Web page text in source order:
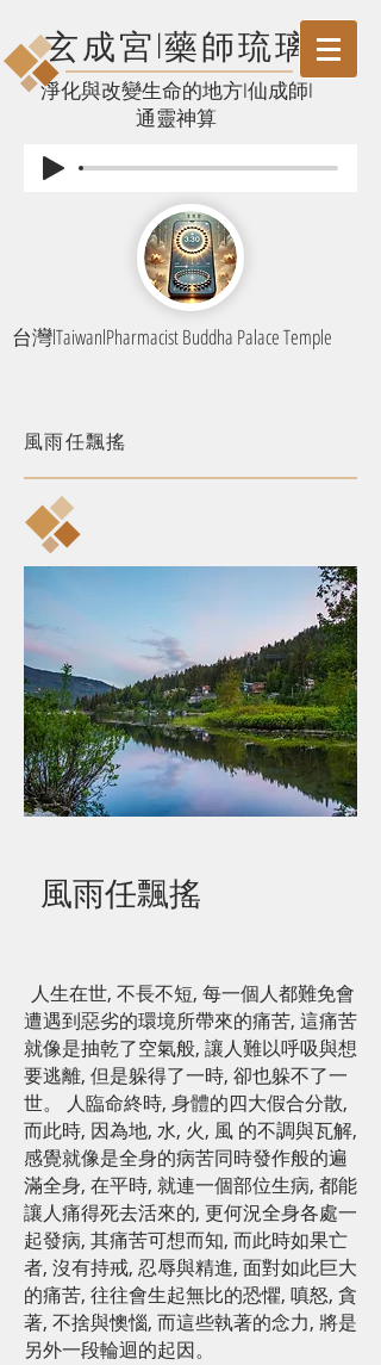
玄成宮l藥師琉璃
​淨化與改變生命的地方l仙成師l
通靈神算
台灣lTaiwanlPharmacist Buddha Palace Temple
風雨任飄搖
風雨任飄搖
人生在世, 不長不短, 每一個人都難免會
遭遇到惡劣的環境所帶來的痛苦, 這痛苦
就像是抽乾了空氣般, 讓人難以呼吸與想
要逃離, 但是躲得了一時, 卻也躲不了一
世。 人臨命終時, 身體的四大假合分散,
而此時, 因為地, 水, 火, 風 的不調與瓦解,
感覺就像是全身的病苦同時發作般的遍
滿全身, 在平時, 就連一個部位生病, 都能
讓人痛得死去活來的, 更何況全身各處一
起發病, 其痛苦可想而知, 而此時如果亡
者, 沒有持戒, 忍辱與精進, 面對如此巨大
的痛苦, 往往會生起無比的恐懼, 嗔怒, 貪
著, 不捨與懊惱, 而這些執著的念力, 將是
另外一段輪迴的起因。